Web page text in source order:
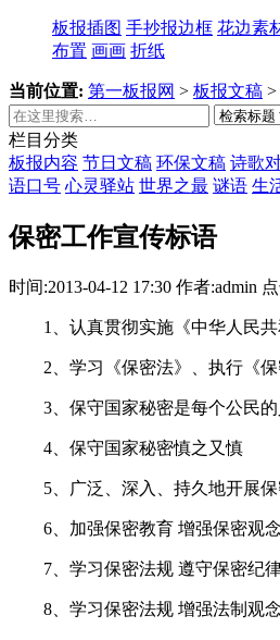
板报插图 手抄报边框 花边素
布置 画画 折纸
当前位置: 第一板报网 > 板报文稿 >
栏目分类
板报内容 节日文稿 环保文稿 诗歌
语口号 心灵驿站 世界之最 谜语 生
保密工作宣传标语
时间:2013-04-12 17:30 作者:admin
1、认真贯彻实施《中华人民共
2、学习《保密法》、执行《保
3、保守国家秘密是每个公民的
4、保守国家秘密慎之又慎
5、广泛、深入、持久地开展保
6、加强保密教育 增强保密观念
7、学习保密法规 遵守保密纪
8、学习保密法规 增强法制观念